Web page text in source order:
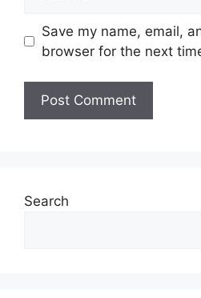
Save my name, email,
browser for the next
Search